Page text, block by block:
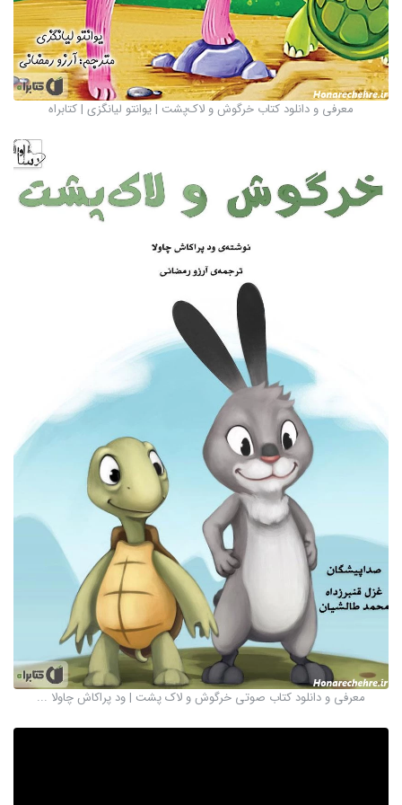
معرفی و دانلود کتاب خرگوش و لاک‌پشت | یوانتو لیانگزی | کتابراه
معرفی و دانلود کتاب صوتی خرگوش و لاک پشت | ود پراکاش چاولا ...